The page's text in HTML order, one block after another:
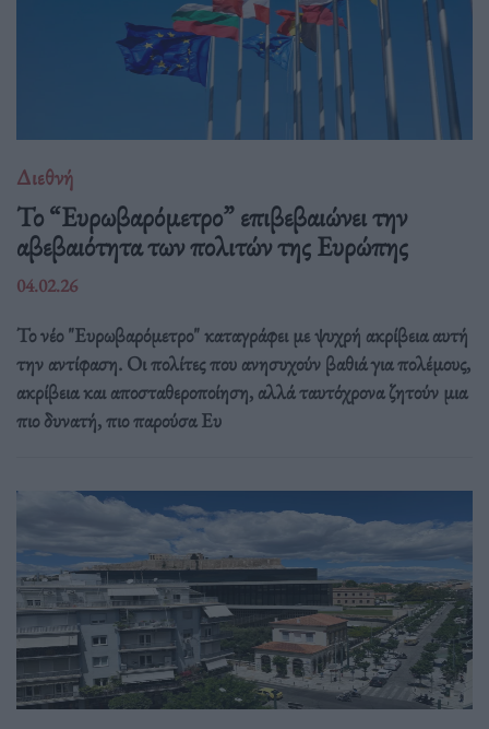
Διεθνή
Το “Ευρωβαρόμετρο” επιβεβαιώνει την
αβεβαιότητα των πολιτών της Ευρώπης
04.02.26
Το νέο "Ευρωβαρόμετρο" καταγράφει με ψυχρή ακρίβεια αυτή
την αντίφαση. Oι πολίτες που ανησυχούν βαθιά για πολέμους,
ακρίβεια και αποσταθεροποίηση, αλλά ταυτόχρονα ζητούν μια
πιο δυνατή, πιο παρούσα Ευ